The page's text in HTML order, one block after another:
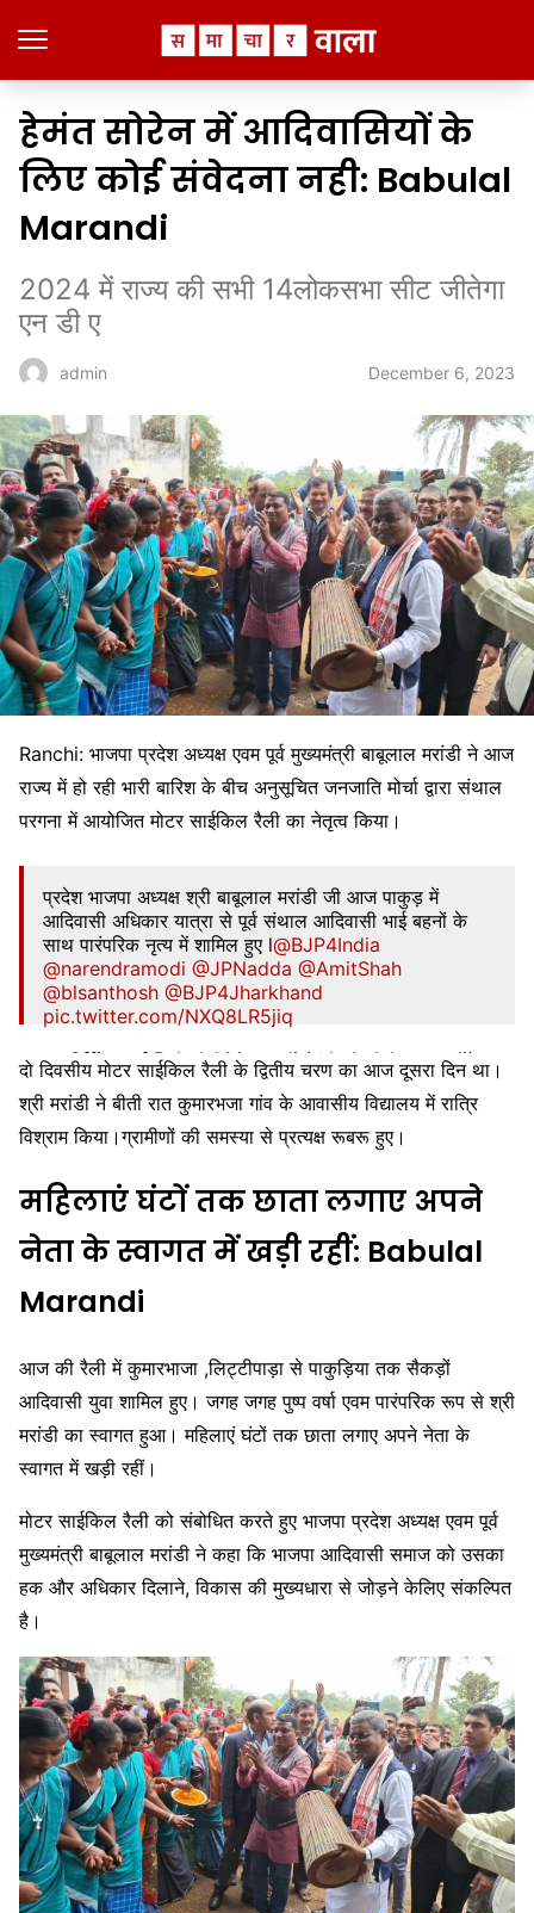
हेमंत सोरेन में आदिवासियों के
लिए कोई संवेदना नही: Babulal
Marandi
2024 में राज्य की सभी 14लोकसभा सीट जीतेगा
एन डी ए
admin December 6, 2023
Ranchi: भाजपा प्रदेश अध्यक्ष एवम पूर्व मुख्यमंत्री बाबूलाल मरांडी ने आज
राज्य में हो रही भारी बारिश के बीच अनुसूचित जनजाति मोर्चा द्वारा संथाल
परगना में आयोजित मोटर साईकिल रैली का नेतृत्व किया।
प्रदेश भाजपा अध्यक्ष श्री बाबूलाल मरांडी जी आज पाकुड़ में
आदिवासी अधिकार यात्रा से पूर्व संथाल आदिवासी भाई बहनों के
साथ पारंपरिक नृत्य में शामिल हुए l@BJP4India
@narendramodi @JPNadda @AmitShah
@blsanthosh @BJP4Jharkhand
pic.twitter.com/NXQ8LR5jiq
— Office of Babulal Marandi (@babulalmarandi)
December 6, 2023
दो दिवसीय मोटर साईकिल रैली के द्वितीय चरण का आज दूसरा दिन था।
श्री मरांडी ने बीती रात कुमारभजा गांव के आवासीय विद्यालय में रात्रि
विश्राम किया।ग्रामीणों की समस्या से प्रत्यक्ष रूबरू हुए।
महिलाएं घंटों तक छाता लगाए अपने
नेता के स्वागत में खड़ी रहीं: Babulal
Marandi
आज की रैली में कुमारभाजा ,लिट्टीपाड़ा से पाकुड़िया तक सैकड़ों
आदिवासी युवा शामिल हुए। जगह जगह पुष्प वर्षा एवम पारंपरिक रूप से श्री
मरांडी का स्वागत हुआ। महिलाएं घंटों तक छाता लगाए अपने नेता के
स्वागत में खड़ी रहीं।
मोटर साईकिल रैली को संबोधित करते हुए भाजपा प्रदेश अध्यक्ष एवम पूर्व
मुख्यमंत्री बाबूलाल मरांडी ने कहा कि भाजपा आदिवासी समाज को उसका
हक और अधिकार दिलाने, विकास की मुख्यधारा से जोड़ने केलिए संकल्पित
है।